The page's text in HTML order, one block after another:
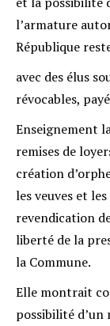
l’armature
République
avec des élus
révocables,
Enseignement
remises de
création
les veuves et
revendication
liberté de la
la Commune.
Elle montrait
possibilité